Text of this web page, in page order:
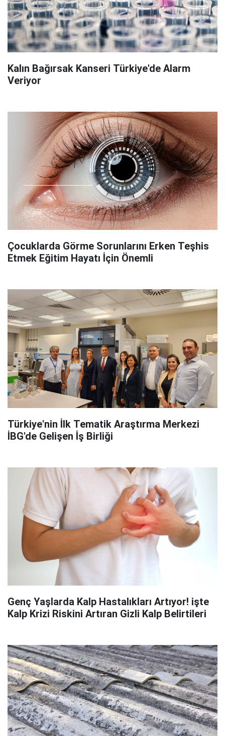
Kalın Bağırsak Kanseri Türkiye'de Alarm
Veriyor
Çocuklarda Görme Sorunlarını Erken Teşhis
Etmek Eğitim Hayatı İçin Önemli
Türkiye'nin İlk Tematik Araştırma Merkezi
İBG'de Gelişen İş Birliği
Genç Yaşlarda Kalp Hastalıkları Artıyor! işte
Kalp Krizi Riskini Artıran Gizli Kalp Belirtileri